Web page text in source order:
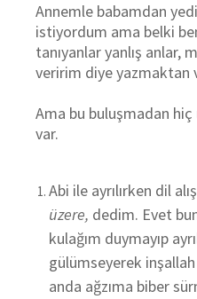
Annemle babamdan
istiyordum ama belki
tanıyanlar yanlış anlar,
veririm diye yazmaktan
Ama bu buluşmadan
var.
Abi ile ayrılırken dil
üzere, dedim. Evet
kulağım duymayıp
gülümseyerek
anda ağzıma biber